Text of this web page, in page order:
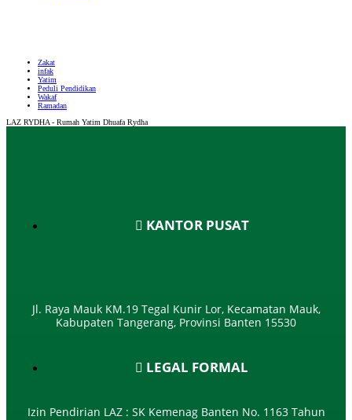
Zakat
infak
Yatim
Peduli Pendidikan
Wakaf
Ramadan
LAZ RYDHA - Rumah Yatim Dhuafa Rydha
KANTOR PUSAT
Jl. Raya Mauk KM.19 Tegal Kunir Lor, Kecamatan Mauk,
Kabupaten Tangerang, Provinsi Banten 15530
LEGAL FORMAL
Izin Pendirian LAZ : SK Kemenag Banten No. 1163 Tahun